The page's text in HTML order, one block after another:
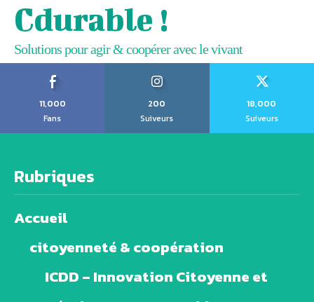
Cdurable !
Solutions pour agir & coopérer avec le vivant
11,000
Fans
200
Suiveurs
18,000
Suiveurs
Rubriques
Accueil
citoyenneté & coopération
ICDD – Innovation Citoyenne et